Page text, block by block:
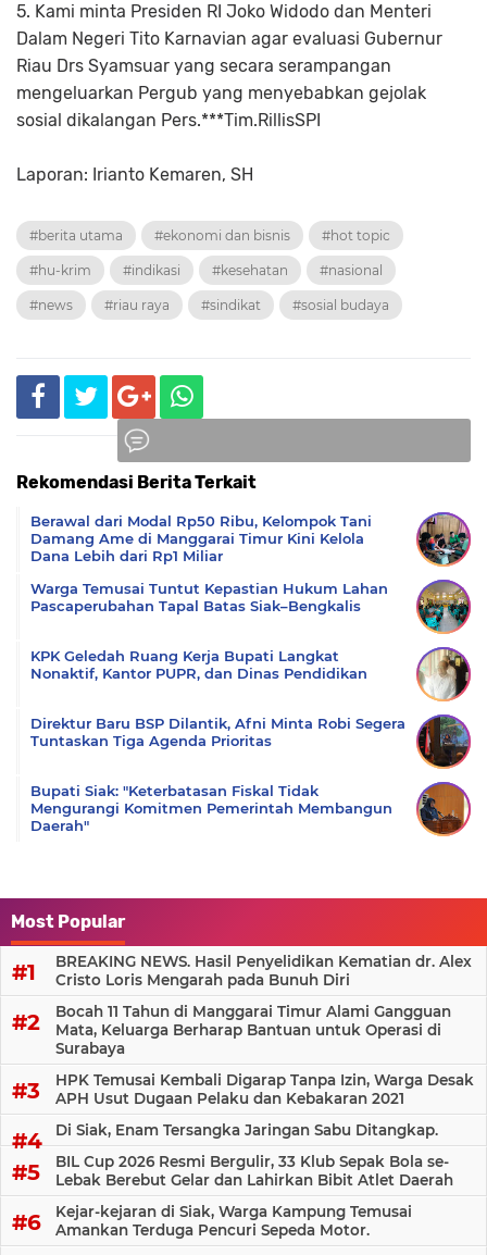
5. Kami minta Presiden RI Joko Widodo dan Menteri
Dalam Negeri Tito Karnavian agar evaluasi Gubernur
Riau Drs Syamsuar yang secara serampangan
mengeluarkan Pergub yang menyebabkan gejolak
sosial dikalangan Pers.***Tim.RillisSPI
Laporan: Irianto Kemaren, SH
#berita utama #ekonomi dan bisnis #hot topic
#hu-krim #indikasi #kesehatan #nasional
#news #riau raya #sindikat #sosial budaya
Rekomendasi Berita Terkait
Berawal dari Modal Rp50 Ribu, Kelompok Tani
Damang Ame di Manggarai Timur Kini Kelola
Dana Lebih dari Rp1 Miliar
Warga Temusai Tuntut Kepastian Hukum Lahan
Pascaperubahan Tapal Batas Siak–Bengkalis
KPK Geledah Ruang Kerja Bupati Langkat
Nonaktif, Kantor PUPR, dan Dinas Pendidikan
Direktur Baru BSP Dilantik, Afni Minta Robi Segera
Tuntaskan Tiga Agenda Prioritas
Bupati Siak: "Keterbatasan Fiskal Tidak
Mengurangi Komitmen Pemerintah Membangun
Daerah"
Most Popular
BREAKING NEWS. Hasil Penyelidikan Kematian dr. Alex
Cristo Loris Mengarah pada Bunuh Diri
Bocah 11 Tahun di Manggarai Timur Alami Gangguan
Mata, Keluarga Berharap Bantuan untuk Operasi di
Surabaya
HPK Temusai Kembali Digarap Tanpa Izin, Warga Desak
APH Usut Dugaan Pelaku dan Kebakaran 2021
Di Siak, Enam Tersangka Jaringan Sabu Ditangkap.
BIL Cup 2026 Resmi Bergulir, 33 Klub Sepak Bola se-
Lebak Berebut Gelar dan Lahirkan Bibit Atlet Daerah
Kejar-kejaran di Siak, Warga Kampung Temusai
Amankan Terduga Pencuri Sepeda Motor.